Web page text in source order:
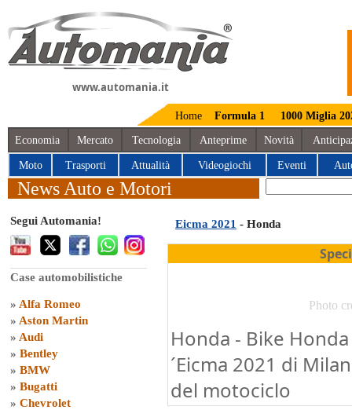
www.automania.it
Home Formula 1 1000 Miglia
Economia Mercato Tecnologia Anteprime Novità
Moto Trasporti Attualità Videogiochi Eventi
News Auto e Motori
Segui Automania!
Case automobilistiche
» Alfa Romeo
» Aston Martin
» Audi
» Bentley
» BMW
» Bugatti
» Chevrolet
Eicma 2021 - Honda
Photo
Honda - Bike
´Eicma 2021 di
del motociclo